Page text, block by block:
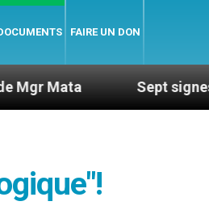
FAIRE UN DON
Sept signes pour